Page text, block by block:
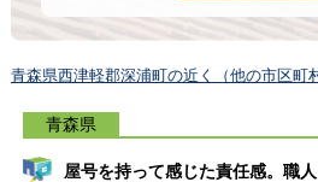
青森県西津軽郡深浦町の近く（他の市区町
青森県
屋号を持って感じた責任感。職